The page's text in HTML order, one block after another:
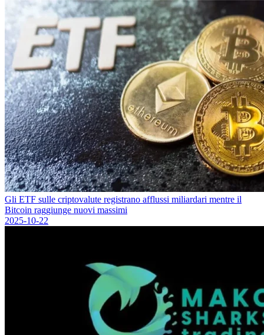
Gli ETF sulle criptovalute registrano afflussi miliardari mentre il
Bitcoin raggiunge nuovi massimi
2025-10-22